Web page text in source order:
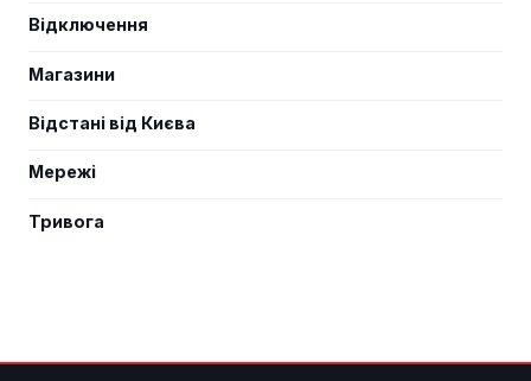
Відключення
Магазини
Відстані від Києва
Мережі
Тривога